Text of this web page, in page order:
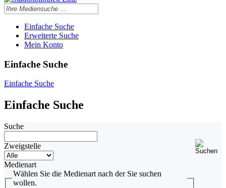
Einfache Suche
Erweiterte Suche
Mein Konto
Einfache Suche
Einfache Suche
Einfache Suche
Suche
Zweigstelle
Medienart
Wählen Sie die Medienart nach der Sie suchen
wollen.